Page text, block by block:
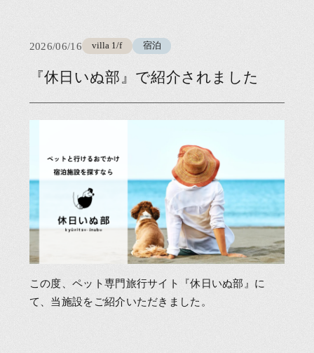
公
開
2026/06/16カ
テ
villa 1/f 宿泊
『休日いぬ部』で紹介されました
この度、ペット専門旅行サイト『休日いぬ部』に
て、当施設をご紹介いただきました。